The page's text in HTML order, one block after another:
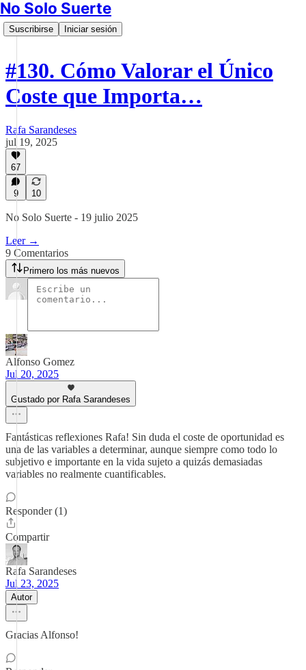
No Solo Suerte
Suscribirse Iniciar sesión
#130. Cómo Valorar el Único
Coste que Importa…
Rafa Sarandeses
jul 19, 2025
67
9 10
No Solo Suerte - 19 julio 2025
Leer →
9 Comentarios
Primero los más nuevos
Alfonso Gomez
Jul 20, 2025
Gustado por Rafa Sarandeses
Fantásticas reflexiones Rafa! Sin duda el coste de oportunidad es
una de las variables a determinar, aunque siempre como todo lo
subjetivo e importante en la vida sujeto a quizás demasiadas
variables no realmente cuantificables.
Responder (1)
Compartir
Rafa Sarandeses
Jul 23, 2025
Autor
Gracias Alfonso!